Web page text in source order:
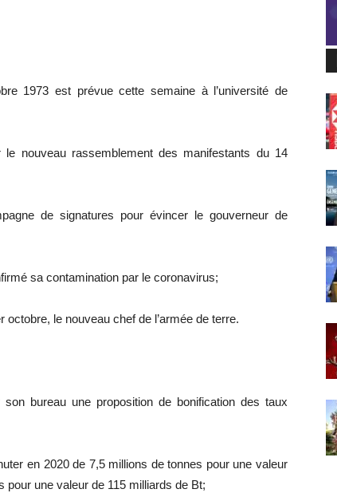
1973 est prévue cette semaine à l’université de
nouveau rassemblement des manifestants du 14
de signatures pour évincer le gouverneur de
sa contamination par le coronavirus;
le nouveau chef de l’armée de terre.
bureau une proposition de bonification des taux
en 2020 de 7,5 millions de tonnes pour une valeur
pour une valeur de 115 milliards de Bt;